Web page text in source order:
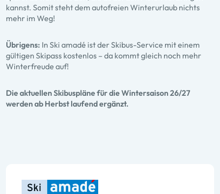
kannst. Somit steht dem autofreien Winterurlaub nichts
mehr im Weg!
Übrigens: In Ski amadé ist der Skibus-Service mit einem
gültigen Skipass kostenlos – da kommt gleich noch mehr
Winterfreude auf!
Die aktuellen Skibuspläne für die Wintersaison 26/27
werden ab Herbst laufend ergänzt.